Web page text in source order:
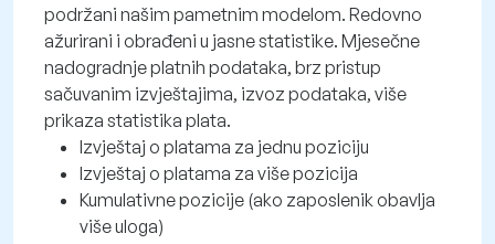
podržani našim pametnim modelom. Redovno
ažurirani i obrađeni u jasne statistike. Mjesečne
nadogradnje platnih podataka, brz pristup
sačuvanim izvještajima, izvoz podataka, više
prikaza statistika plata.
Izvještaj o platama za jednu poziciju
Izvještaj o platama za više pozicija
Kumulativne pozicije (ako zaposlenik obavlja
više uloga)